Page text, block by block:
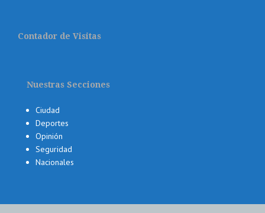
Contador de Visitas
Nuestras Secciones
Ciudad
Deportes
Opinión
Seguridad
Nacionales